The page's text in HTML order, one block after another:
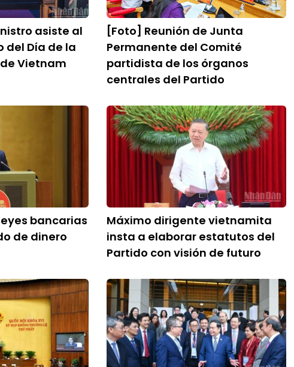
asiste al
del Día de la
Vietnam
[Foto] Reunión de Junta
Permanente del Comité
partidista de los órganos
centrales del Partido
bancarias
de dinero
Máximo dirigente vietnamita
insta a elaborar estatutos del
Partido con visión de futuro